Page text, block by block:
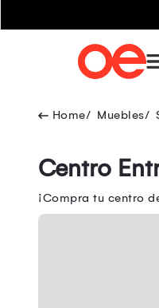
Muebles
Centro
¡Compra tu centro